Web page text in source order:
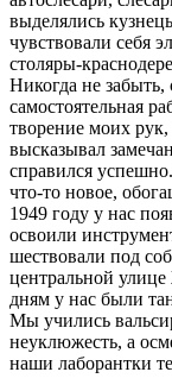
выделялись
чувствовали себя
столяры-
Никогда не
самостоятельная
творение моих
высказывал
справился
что-то новое,
1949 году у нас
освоили
шествовали под
центральной
дням у нас были
Мы учились
неуклюжесть, а
наши лаборантки